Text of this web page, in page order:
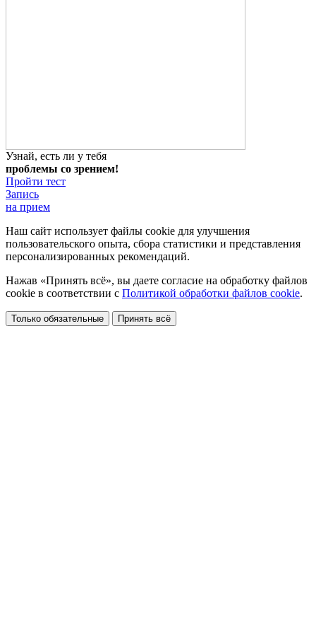
Узнай, есть ли у тебя
проблемы со зрением!
Пройти тест
Запись
на прием
Наш сайт использует файлы cookie для улучшения
пользовательского опыта, сбора статистики и представления
персонализированных рекомендаций.
Нажав «Принять всё», вы даете согласие на обработку файлов
cookie в соответствии с Политикой обработки файлов cookie.
Только обязательные Принять всё